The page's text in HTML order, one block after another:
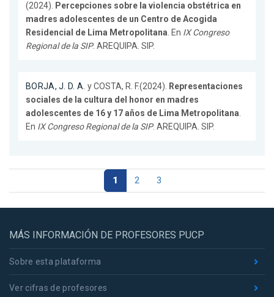
(2024). Percepciones sobre la violencia obstétrica en
madres adolescentes de un Centro de Acogida
Residencial de Lima Metropolitana. En IX Congreso
Regional de la SIP. AREQUIPA. SIP.
BORJA, J. D. A. y COSTA, R. F.(2024). Representaciones
sociales de la cultura del honor en madres
adolescentes de 16 y 17 años de Lima Metropolitana.
En IX Congreso Regional de la SIP. AREQUIPA. SIP.
1 2 3
MÁS INFORMACIÓN DE PROFESORES PUCP
Sobre esta plataforma
Ver cifras de profesores